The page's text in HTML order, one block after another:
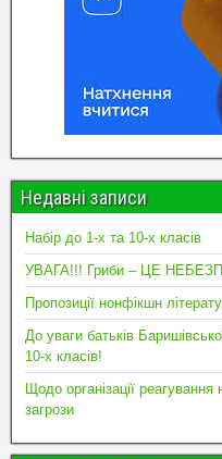
Недавні записи
Набір до 1-х та 10-х класів
УВАГА!!! Гриби – ЦЕ
Пропозиції нонфікшн
До уваги батьків
10-х класів!
Щодо організації
загрози